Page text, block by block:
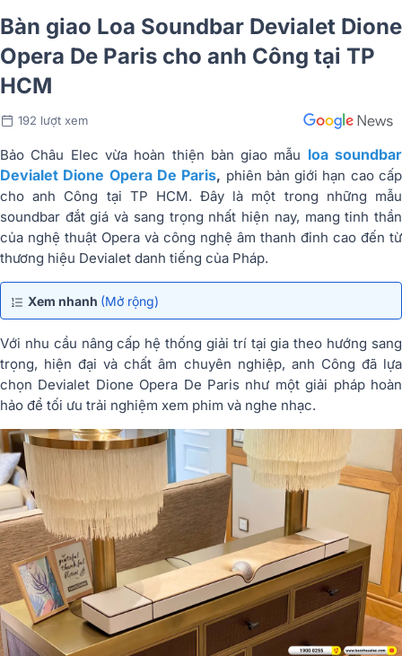
Bàn giao Loa Soundbar Devialet Dione
Opera De Paris cho anh Công tại TP
HCM
192 lượt xem
Bảo Châu Elec vừa hoàn thiện bàn giao mẫu loa soundbar
Devialet Dione Opera De Paris, phiên bản giới hạn cao cấp
cho anh Công tại TP HCM. Đây là một trong những mẫu
soundbar đắt giá và sang trọng nhất hiện nay, mang tinh thần
của nghệ thuật Opera và công nghệ âm thanh đỉnh cao đến từ
thương hiệu Devialet danh tiếng của Pháp.
Xem nhanh (Mở rộng)
Với nhu cầu nâng cấp hệ thống giải trí tại gia theo hướng sang
trọng, hiện đại và chất âm chuyên nghiệp, anh Công đã lựa
chọn Devialet Dione Opera De Paris như một giải pháp hoàn
hảo để tối ưu trải nghiệm xem phim và nghe nhạc.